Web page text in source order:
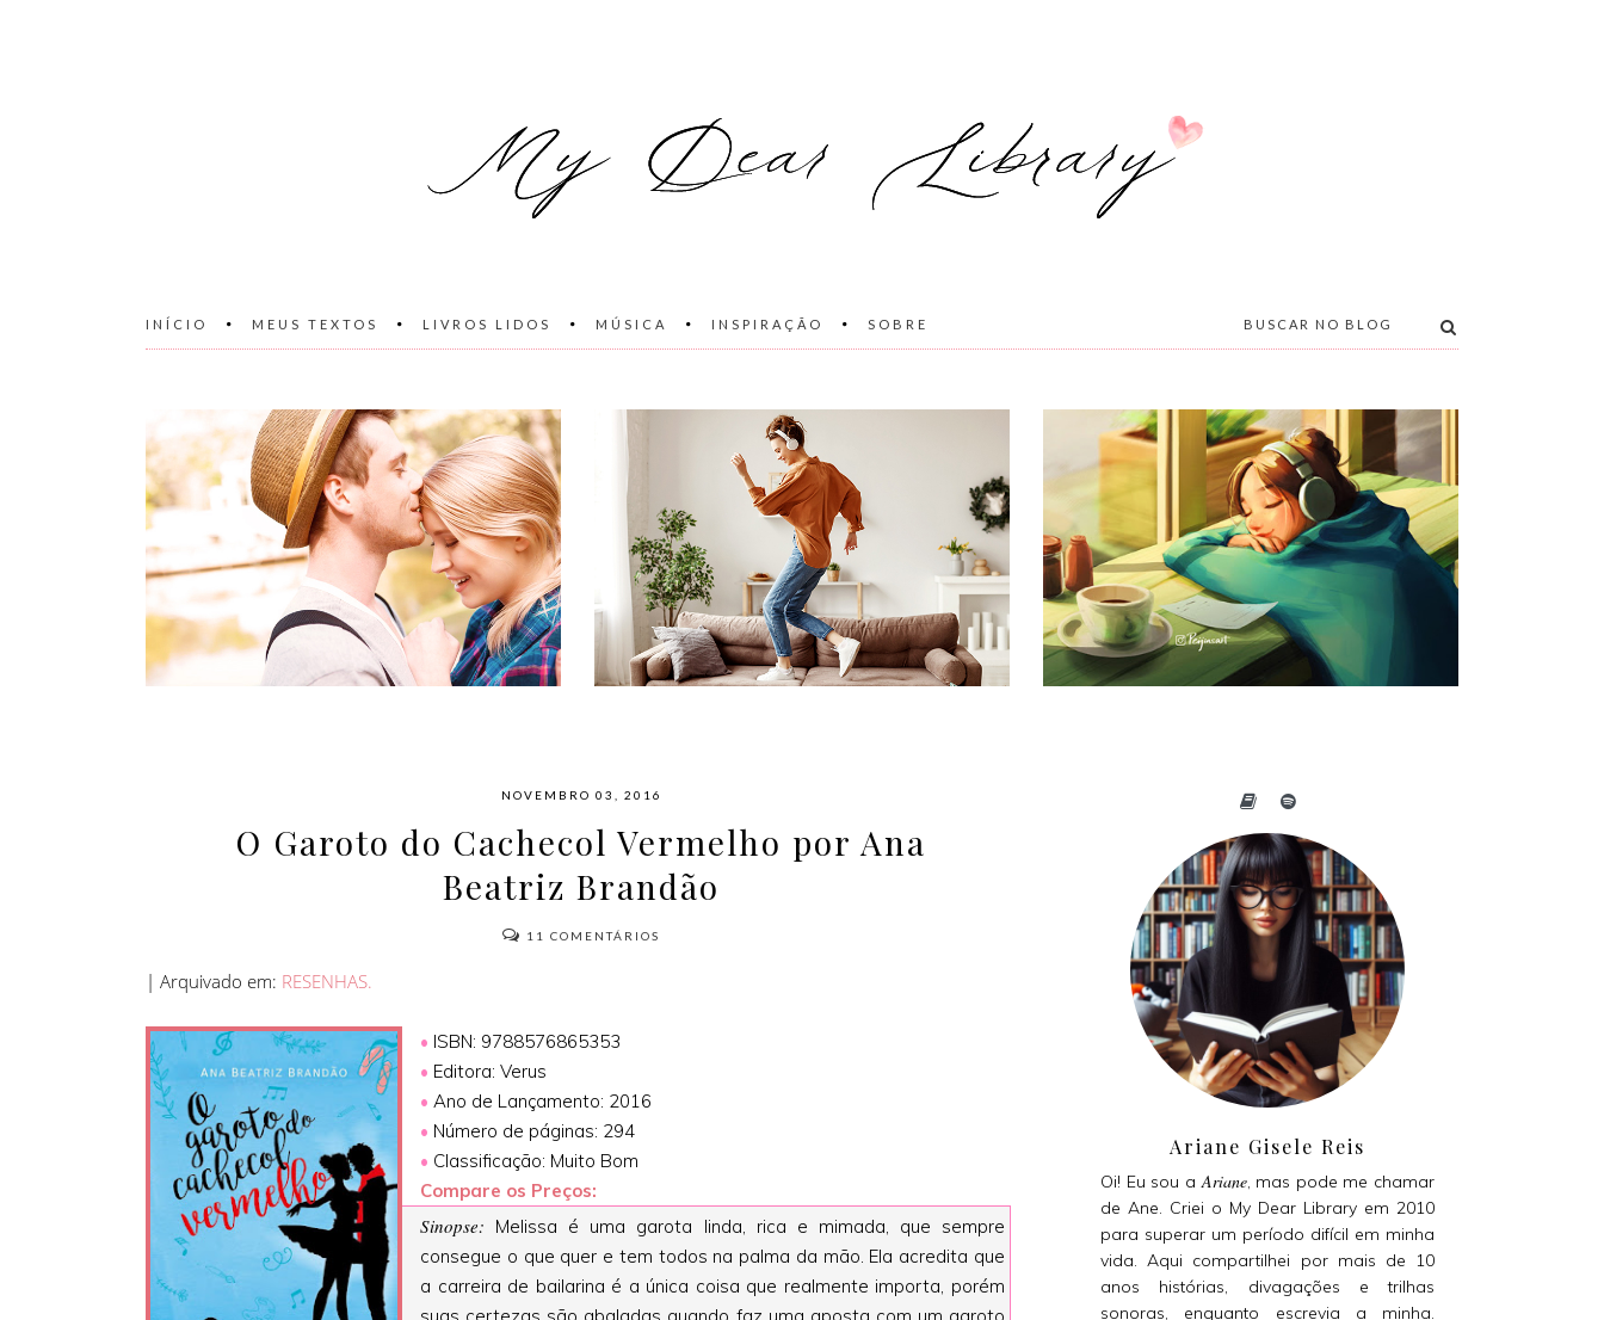
INÍCIO MEUS TEXTOS LIVROS LIDOS MÚSICA INSPIRAÇÃO SOBRE
NOVEMBRO 03, 2016
O Garoto do Cachecol Vermelho por Ana
Beatriz Brandão
11 COMENTÁRIOS
| Arquivado em: RESENHAS.
• ISBN: 9788576865353
• Editora: Verus
• Ano de Lançamento: 2016
• Número de páginas: 294
• Classificação: Muito Bom
Compare os Preços:
Sinopse: Melissa é uma garota linda, rica e mimada, que sempre
consegue o que quer e tem todos na palma da mão. Ela acredita que
a carreira de bailarina é a única coisa que realmente importa, porém
Ariane Gisele Reis
Oi! Eu sou aAriane, mas pode me chamar
de Ane. Criei o My Dear Library em 2010
para superar um período difícil em minha
vida. Aqui compartilhei por mais de 10
anos histórias, divagações e trilhas
sonoras, enquanto escrevia a minha.